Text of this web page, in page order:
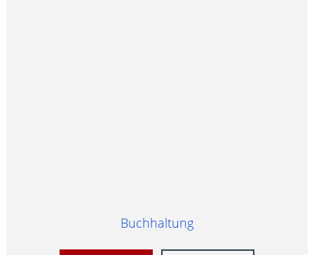
Buchhaltung